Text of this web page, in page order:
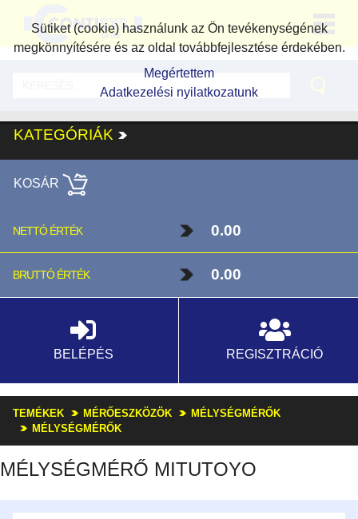
Sütiket (cookie) használunk az Ön tevékenységének
megkönnyítésére és az oldal továbbfejlesztése érdekében.
Megértettem
Adatkezelési nyilatkozatunk
KATEGÓRIÁK
KOSÁR
NETTÓ ÉRTÉK 0.00
BRUTTÓ ÉRTÉK 0.00
BELÉPÉS REGISZTRÁCIÓ
TEMÉKEK MÉRŐESZKÖZÖK
MÉLYSÉGMÉRŐK
MÉLYSÉGMÉRŐK
MÉLYSÉGMÉRŐ MITUTOYO